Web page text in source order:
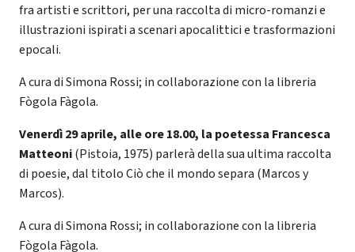
fra artisti e scrittori, per una raccolta di micro-romanzi e
illustrazioni ispirati a scenari apocalittici e trasformazioni
epocali.
A cura di Simona Rossi; in collaborazione con la libreria
Fògola Fàgola.
Venerdì 29 aprile, alle ore 18.00, la poetessa Francesca
Matteoni(Pistoia, 1975) parlerà della sua ultima raccolta
di poesie, dal titolo Ciò che il mondo separa (Marcos y
Marcos).
A cura di Simona Rossi; in collaborazione con la libreria
Fògola Fàgola.